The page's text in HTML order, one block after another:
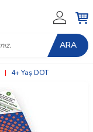
ARA
| 4+ Yaş DOT